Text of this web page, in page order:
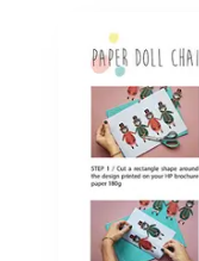
Houdt
Veelzijdige
Eenvoudig op